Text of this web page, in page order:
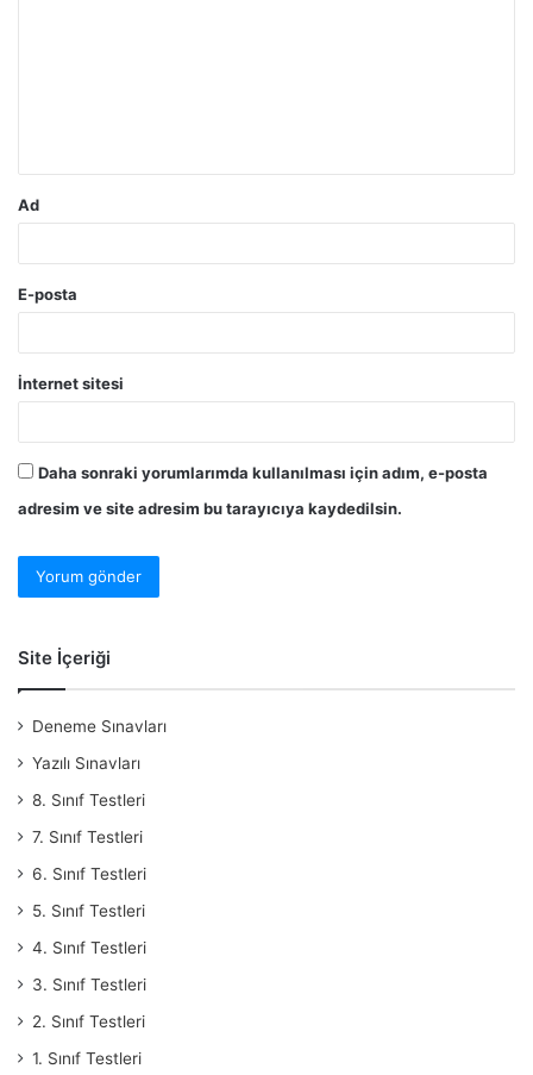
Ad
E-posta
İnternet sitesi
Daha sonraki yorumlarımda kullanılması için adım, e-posta
adresim ve site adresim bu tarayıcıya kaydedilsin.
Site İçeriği
Deneme Sınavları
Yazılı Sınavları
8. Sınıf Testleri
7. Sınıf Testleri
6. Sınıf Testleri
5. Sınıf Testleri
4. Sınıf Testleri
3. Sınıf Testleri
2. Sınıf Testleri
1. Sınıf Testleri